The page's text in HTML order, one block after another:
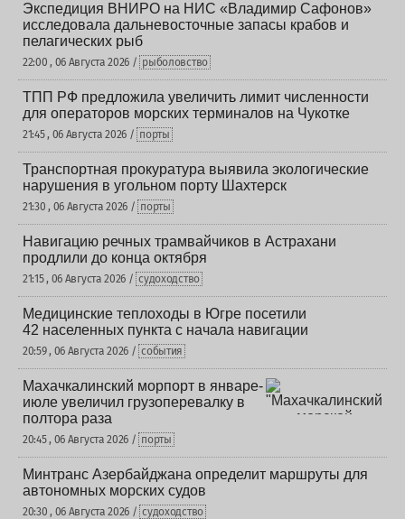
Экспедиция ВНИРО на НИС «Владимир Сафонов»
исследовала дальневосточные запасы крабов и
пелагических рыб
22:00 , 06 Августа 2026 / рыболовство
ТПП РФ предложила увеличить лимит численности
для операторов морских терминалов на Чукотке
21:45 , 06 Августа 2026 / порты
Транспортная прокуратура выявила экологические
нарушения в угольном порту Шахтерск
21:30 , 06 Августа 2026 / порты
Навигацию речных трамвайчиков в Астрахани
продлили до конца октября
21:15 , 06 Августа 2026 / судоходство
Медицинские теплоходы в Югре посетили
42 населенных пункта с начала навигации
20:59 , 06 Августа 2026 / события
Махачкалинский морпорт в январе-
июле увеличил грузоперевалку в
полтора раза
20:45 , 06 Августа 2026 / порты
Минтранс Азербайджана определит маршруты для
автономных морских судов
20:30 , 06 Августа 2026 / судоходство